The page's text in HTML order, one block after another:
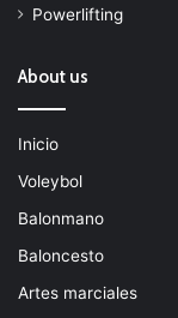
Powerlifting
About us
Inicio
Voleybol
Balonmano
Baloncesto
Artes marciales